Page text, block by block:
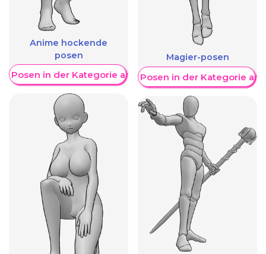
Anime hockende
posen
Posen in der Kategorie anzeigen
Magier-posen
Weitere Posen in der Kategorie